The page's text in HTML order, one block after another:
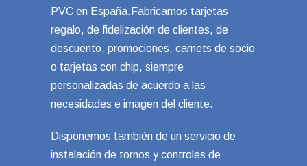
PVC en España.Fabricamos tarjetas
regalo, de fidelización de clientes, de
descuento, promociones, carnets de socio
o tarjetas con chip, siempre
personalizadas de acuerdo a las
necesidades e imagen del cliente.
Disponemos también de un servicio de
instalación de tornos y controles de